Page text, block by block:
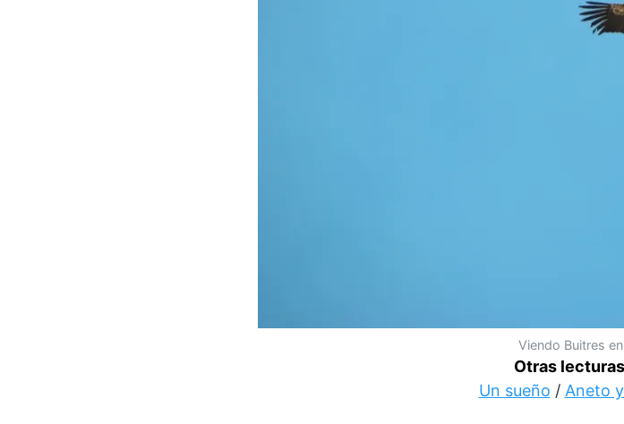
Viendo Buitres
Otras
Un sueño / Aneto